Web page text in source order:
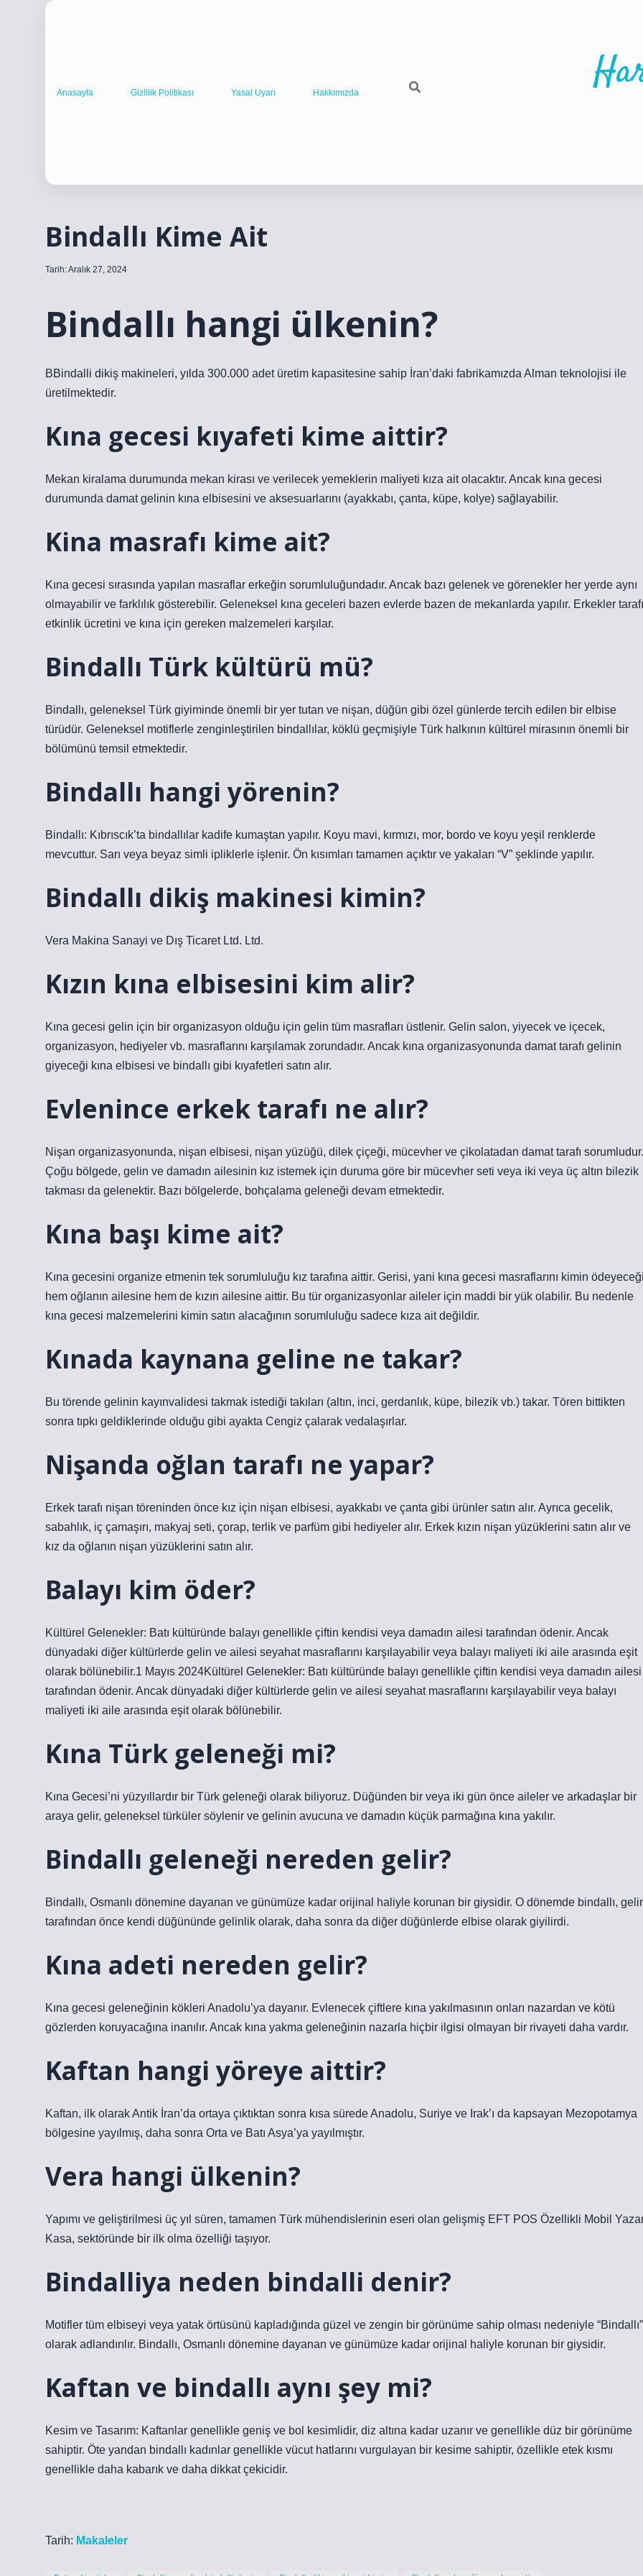
Anasayfa Gizlilik Politikası Yasal Uyarı Hakkımızda
Bindallı Kime Ait
Tarih: Aralık 27, 2024
Bindallı hangi ülkenin?
BBindalli dikiş makineleri, yılda 300.000 adet üretim kapasitesine sahip İran’daki fabrikamızda Alman teknolojisi ile
üretilmektedir.
Kına gecesi kıyafeti kime aittir?
Mekan kiralama durumunda mekan kirası ve verilecek yemeklerin maliyeti kıza ait olacaktır. Ancak kına gecesi
durumunda damat gelinin kına elbisesini ve aksesuarlarını (ayakkabı, çanta, küpe, kolye) sağlayabilir.
Kina masrafı kime ait?
Kına gecesi sırasında yapılan masraflar erkeğin sorumluluğundadır. Ancak bazı gelenek ve görenekler her yerde aynı
olmayabilir ve farklılık gösterebilir. Geleneksel kına geceleri bazen evlerde bazen de mekanlarda yapılır. Erkekler tarafı
etkinlik ücretini ve kına için gereken malzemeleri karşılar.
Bindallı Türk kültürü mü?
Bindallı, geleneksel Türk giyiminde önemli bir yer tutan ve nişan, düğün gibi özel günlerde tercih edilen bir elbise
türüdür. Geleneksel motiflerle zenginleştirilen bindallılar, köklü geçmişiyle Türk halkının kültürel mirasının önemli bir
bölümünü temsil etmektedir.
Bindallı hangi yörenin?
Bindallı: Kıbrıscık’ta bindallılar kadife kumaştan yapılır. Koyu mavi, kırmızı, mor, bordo ve koyu yeşil renklerde
mevcuttur. Sarı veya beyaz simli ipliklerle işlenir. Ön kısımları tamamen açıktır ve yakaları “V” şeklinde yapılır.
Bindallı dikiş makinesi kimin?
Vera Makina Sanayi ve Dış Ticaret Ltd. Ltd.
Kızın kına elbisesini kim alir?
Kına gecesi gelin için bir organizasyon olduğu için gelin tüm masrafları üstlenir. Gelin salon, yiyecek ve içecek,
organizasyon, hediyeler vb. masraflarını karşılamak zorundadır. Ancak kına organizasyonunda damat tarafı gelinin
giyeceği kına elbisesi ve bindallı gibi kıyafetleri satın alır.
Evlenince erkek tarafı ne alır?
Nişan organizasyonunda, nişan elbisesi, nişan yüzüğü, dilek çiçeği, mücevher ve çikolatadan damat tarafı sorumludur.
Çoğu bölgede, gelin ve damadın ailesinin kız istemek için duruma göre bir mücevher seti veya iki veya üç altın bilezik
takması da gelenektir. Bazı bölgelerde, bohçalama geleneği devam etmektedir.
Kına başı kime ait?
Kına gecesini organize etmenin tek sorumluluğu kız tarafına aittir. Gerisi, yani kına gecesi masraflarını kimin
hem oğlanın ailesine hem de kızın ailesine aittir. Bu tür organizasyonlar aileler için maddi bir yük olabilir. Bu nedenle
kına gecesi malzemelerini kimin satın alacağının sorumluluğu sadece kıza ait değildir.
Kınada kaynana geline ne takar?
Bu törende gelinin kayınvalidesi takmak istediği takıları (altın, inci, gerdanlık, küpe, bilezik vb.) takar. Tören bittikten
sonra tıpkı geldiklerinde olduğu gibi ayakta Cengiz çalarak vedalaşırlar.
Nişanda oğlan tarafı ne yapar?
Erkek tarafı nişan töreninden önce kız için nişan elbisesi, ayakkabı ve çanta gibi ürünler satın alır. Ayrıca gecelik,
sabahlık, iç çamaşırı, makyaj seti, çorap, terlik ve parfüm gibi hediyeler alır. Erkek kızın nişan yüzüklerini satın alır ve
kız da oğlanın nişan yüzüklerini satın alır.
Balayı kim öder?
Kültürel Gelenekler: Batı kültüründe balayı genellikle çiftin kendisi veya damadın ailesi tarafından ödenir. Ancak
dünyadaki diğer kültürlerde gelin ve ailesi seyahat masraflarını karşılayabilir veya balayı maliyeti iki aile arasında eşit
olarak bölünebilir.1 Mayıs 2024Kültürel Gelenekler: Batı kültüründe balayı genellikle çiftin kendisi veya damadın ailesi
tarafından ödenir. Ancak dünyadaki diğer kültürlerde gelin ve ailesi seyahat masraflarını karşılayabilir veya balayı
maliyeti iki aile arasında eşit olarak bölünebilir.
Kına Türk geleneği mi?
Kına Gecesi’ni yüzyıllardır bir Türk geleneği olarak biliyoruz. Düğünden bir veya iki gün önce aileler ve arkadaşlar bir
araya gelir, geleneksel türküler söylenir ve gelinin avucuna ve damadın küçük parmağına kına yakılır.
Bindallı geleneği nereden gelir?
Bindallı, Osmanlı dönemine dayanan ve günümüze kadar orijinal haliyle korunan bir giysidir. O dönemde bindallı,
tarafından önce kendi düğününde gelinlik olarak, daha sonra da diğer düğünlerde elbise olarak giyilirdi.
Kına adeti nereden gelir?
Kına gecesi geleneğinin kökleri Anadolu’ya dayanır. Evlenecek çiftlere kına yakılmasının onları nazardan ve kötü
gözlerden koruyacağına inanılır. Ancak kına yakma geleneğinin nazarla hiçbir ilgisi olmayan bir rivayeti daha vardır.
Kaftan hangi yöreye aittir?
Kaftan, ilk olarak Antik İran’da ortaya çıktıktan sonra kısa sürede Anadolu, Suriye ve Irak’ı da kapsayan Mezopotamya
bölgesine yayılmış, daha sonra Orta ve Batı Asya’ya yayılmıştır.
Vera hangi ülkenin?
Yapımı ve geliştirilmesi üç yıl süren, tamamen Türk mühendislerinin eseri olan gelişmiş EFT POS Özellikli Mobil
Kasa, sektöründe bir ilk olma özelliği taşıyor.
Bindalliya neden bindalli denir?
Motifler tüm elbiseyi veya yatak örtüsünü kapladığında güzel ve zengin bir görünüme sahip olması nedeniyle “Bindallı”
olarak adlandırılır. Bindallı, Osmanlı dönemine dayanan ve günümüze kadar orijinal haliyle korunan bir giysidir.
Kaftan ve bindallı aynı şey mi?
Kesim ve Tasarım: Kaftanlar genellikle geniş ve bol kesimlidir, diz altına kadar uzanır ve genellikle düz bir görünüme
sahiptir. Öte yandan bindallı kadınlar genellikle vücut hatlarını vurgulayan bir kesime sahiptir, özellikle etek kısmı
genellikle daha kabarık ve daha dikkat çekicidir.
Tarih: Makaleler